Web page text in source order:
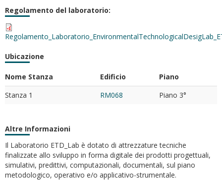
Regolamento del laboratorio:
Ubicazione
Nome Stanza Edificio
Piano
Stanza 1
RM068 Piano 3°
Altre Informazioni
Il Laboratorio ETD_Lab è dotato di attrezzature tecniche
finalizzate allo sviluppo in forma digitale dei prodotti progettuali,
simulativi, predittivi, computazionali, documentali, sul piano
metodologico, operativo e/o applicativo-strumentale.